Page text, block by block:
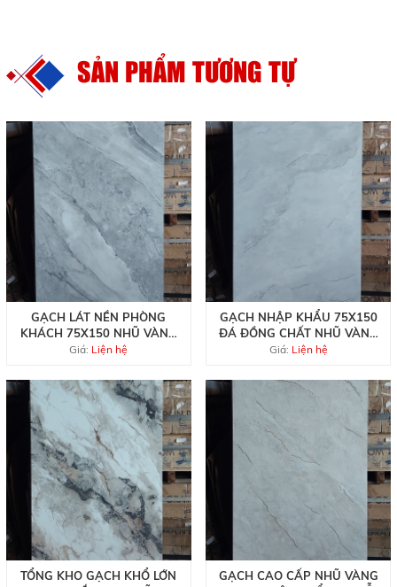
SẢN PHẨM TƯƠNG TỰ
GẠCH LÁT NỀN PHÒNG
KHÁCH 75X150 NHŨ VÀNG
TQ CAO CẤP
Giá: Liện hệ
GẠCH NHẬP KHẨU 75X150
ĐÁ ĐỒNG CHẤT NHŨ VÀNG
ĐẸP RẺ
Giá: Liện hệ
TỔNG KHO GẠCH KHỔ LỚN
GẠCH CAO CẤP NHŨ VÀNG